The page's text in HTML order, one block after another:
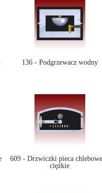
136 - Podgrzewacz wodny
609 - Drzwiczki pieca
ciężkie